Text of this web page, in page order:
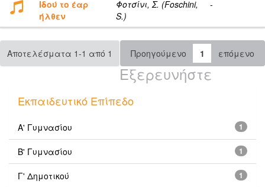
Ιδού το έαρ
ήλθεν
Φοτσίνι, Σ. (Foschini,
S.)
-
Αποτελέσματα 1-1 από 1 Προηγούμενο 1 επόμενο
Εξερευνήστε
Εκπαιδευτικό Επίπεδο
1
Α' Γυμνασίου
1
Β' Γυμνασίου
1
Γ' Δημοτικού